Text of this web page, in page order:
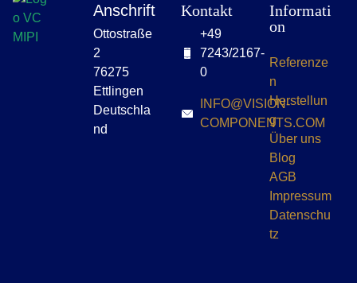
Anschrift
Ottostraße
2
76275
Ettlingen
Deutschla
nd
Kontakt
+49
7243/2167-
0
INFO@VISION-
COMPONENTS.COM
Informati
on
Referenze
n
Herstellun
g
Über uns
Blog
AGB
Impressum
Datenschu
tz